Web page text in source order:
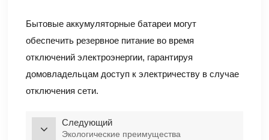
Бытовые аккумуляторные батареи могут
обеспечить резервное питание во время
отключений электроэнергии, гарантируя
домовладельцам доступ к электричеству в случае
отключения сети.
Следующий
Экологические преимущества